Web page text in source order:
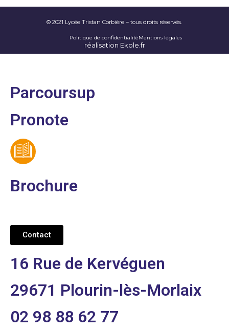
Politique de confidentialitéMentions légales
© 2021 Lycée Tristan Corbière − tous droits réservés.
réalisation Ekole.fr
Parcoursup
Pronote
Brochure
Contact
16 Rue de Kervéguen
29671 Plourin-lès-Morlaix
02 98 88 62 77